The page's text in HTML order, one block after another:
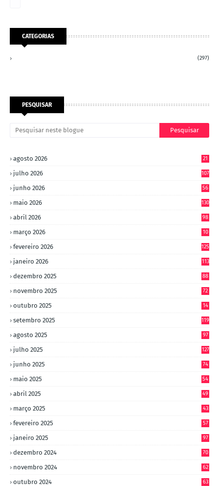
CATEGORIAS
(297)
PESQUISAR
agosto 2026 21
julho 2026 107
junho 2026 56
maio 2026 130
abril 2026 98
março 2026
10
fevereiro 2026 125
janeiro 2026 113
dezembro 2025 88
novembro 2025 72
outubro 2025
14
setembro 2025 119
agosto 2025 97
julho 2025 127
junho 2025 74
maio 2025 54
abril 2025 49
março 2025 43
fevereiro 2025 57
janeiro 2025 97
dezembro 2024 70
novembro 2024 62
outubro 2024 63